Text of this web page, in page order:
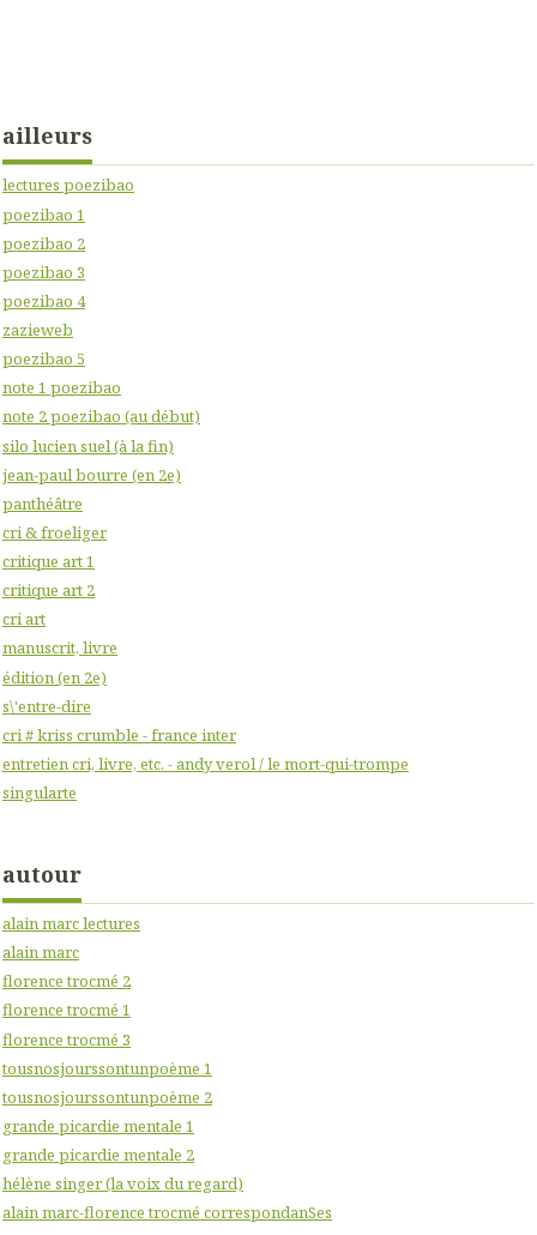
ailleurs
lectures poezibao
poezibao 1
poezibao 2
poezibao 3
poezibao 4
zazieweb
poezibao 5
note 1 poezibao
note 2 poezibao (au début)
silo lucien suel (à la fin)
jean-paul bourre (en 2e)
panthéâtre
cri & froeliger
critique art 1
critique art 2
cri art
manuscrit, livre
édition (en 2e)
s\'entre-dire
cri # kriss crumble - france inter
entretien cri, livre, etc. - andy verol / le mort-qui-trompe
singularte
autour
alain marc lectures
alain marc
florence trocmé 2
florence trocmé 1
florence trocmé 3
tousnosjourssontunpoème 1
tousnosjourssontunpoème 2
grande picardie mentale 1
grande picardie mentale 2
hélène singer (la voix du regard)
alain marc-florence trocmé correspondanSes